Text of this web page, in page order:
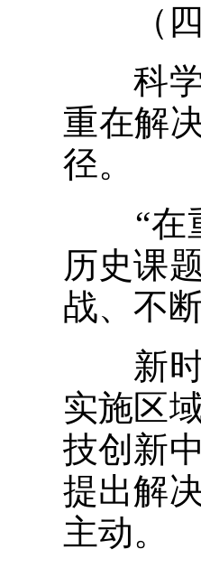
（四
科学
重在解
径。
“在重
历史课
战、不
新时
实施区
技创新
提出解
主动。